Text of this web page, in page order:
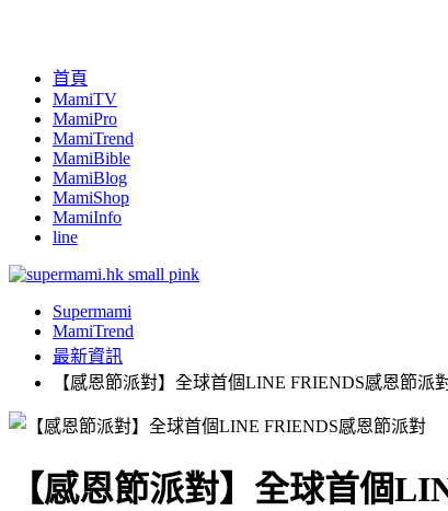
首頁
MamiTV
MamiPro
MamiTrend
MamiBible
MamiBlog
MamiShop
MamiInfo
line
Supermami
MamiTrend
最新資訊
【感恩節派對】全球首個LINE FRIENDS感恩節派
【感恩節派對】全球首個